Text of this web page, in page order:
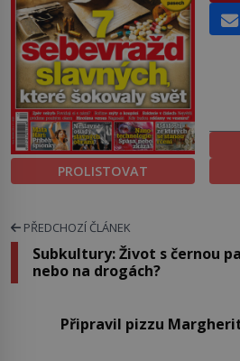
PROLISTOVAT
PŘEDCHOZÍ ČLÁNEK
Subkultury: Život s černou
nebo na drogách?
Připravil pizzu